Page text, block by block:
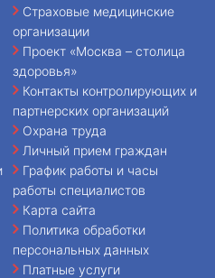
Страховые медицинские
организации
Проект «Москва – столица
здоровья»
Контакты контролирующих и
партнерских организаций
Охрана труда
Личный прием граждан
График работы и часы
работы специалистов
Карта сайта
Политика обработки
персональных данных
Платные услуги